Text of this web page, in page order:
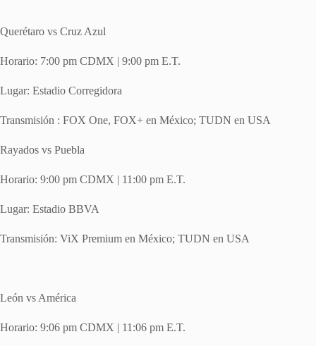
Querétaro vs Cruz Azul
Horario: 7:00 pm CDMX | 9:00 pm E.T.
Lugar: Estadio Corregidora
Transmisión : FOX One, FOX+ en México; TUDN en USA
Rayados vs Puebla
Horario: 9:00 pm CDMX | 11:00 pm E.T.
Lugar: Estadio BBVA
Transmisión: ViX Premium en México; TUDN en USA
León vs América
Horario: 9:06 pm CDMX | 11:06 pm E.T.